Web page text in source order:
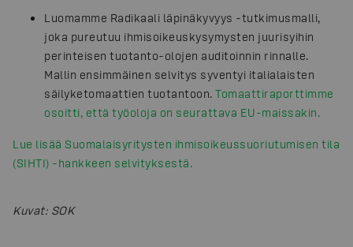
Luomamme Radikaali läpinäkyvyys -tutkimusmalli,
joka pureutuu ihmisoikeuskysymysten juurisyihin
perinteisen tuotanto-olojen auditoinnin rinnalle.
Mallin ensimmäinen selvitys syventyi italialaisten
säilyketomaattien tuotantoon. Tomaattiraporttimme
osoitti, että työoloja on seurattava EU-maissakin.
Lue lisää Suomalaisyritysten ihmisoikeussuoriutumisen tila
(SIHTI) -hankkeen selvityksestä.
Kuvat: SOK